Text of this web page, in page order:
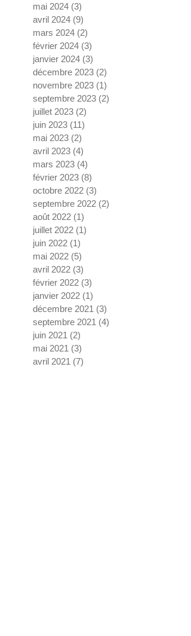
mai 2024 (3)
avril 2024 (9)
mars 2024 (2)
février 2024 (3)
janvier 2024 (3)
décembre 2023 (2)
novembre 2023 (1)
septembre 2023 (2)
juillet 2023 (2)
juin 2023 (11)
mai 2023 (2)
avril 2023 (4)
mars 2023 (4)
février 2023 (8)
octobre 2022 (3)
septembre 2022 (2)
août 2022 (1)
juillet 2022 (1)
juin 2022 (1)
mai 2022 (5)
avril 2022 (3)
février 2022 (3)
janvier 2022 (1)
décembre 2021 (3)
septembre 2021 (4)
juin 2021 (2)
mai 2021 (3)
avril 2021 (7)